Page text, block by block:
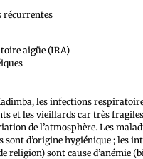
récurrentes
aigüe (IRA)
les infections
et les vieillards car très
de l’atmosphère. Les
sont d’origine hygiénique ; les
religion) sont cause d’anémie